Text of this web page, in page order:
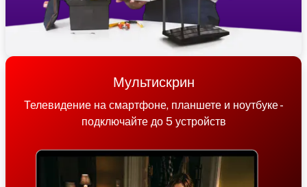
Мультискрин
Телевидение на смартфоне, планшете и ноутбуке -
подключайте до 5 устройств